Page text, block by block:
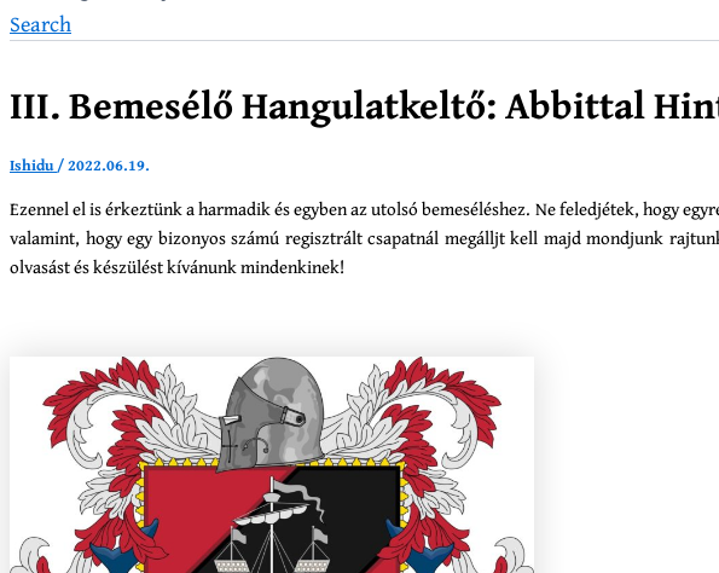
Search
III. Bemesélő Hangulatkeltő: Abbittal
Ishidu/2022.06.19.
Ezennel el is érkeztünk a harmadik és egyben az utolsó bemeséléshez. Ne feledjétek, hogy
valamint, hogy egy bizonyos számú regisztrált csapatnál megálljt kell majd mondjunk
olvasást és készülést kívánunk mindenkinek!